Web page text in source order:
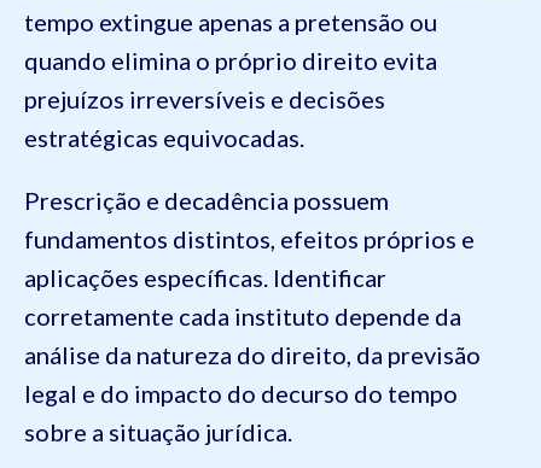
tempo extingue apenas a pretensão ou
quando elimina o próprio direito evita
prejuízos irreversíveis e decisões
estratégicas equivocadas.
Prescrição e decadência possuem
fundamentos distintos, efeitos próprios e
aplicações específicas. Identificar
corretamente cada instituto depende da
análise da natureza do direito, da previsão
legal e do impacto do decurso do tempo
sobre a situação jurídica.